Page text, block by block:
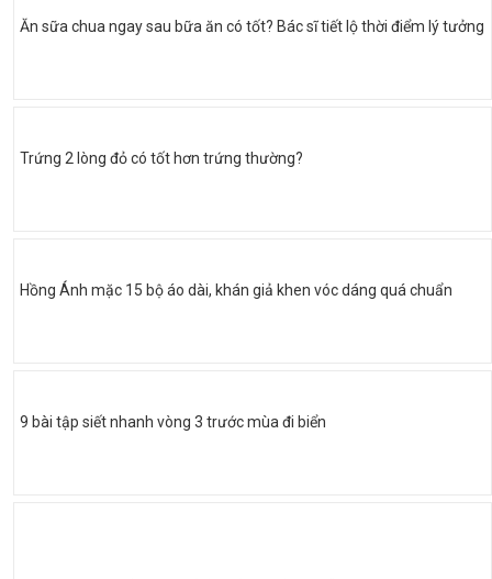
Ăn sữa chua ngay sau bữa ăn có tốt? Bác sĩ tiết lộ thời điểm lý tưởng
Trứng 2 lòng đỏ có tốt hơn trứng thường?
Hồng Ánh mặc 15 bộ áo dài, khán giả khen vóc dáng quá chuẩn
9 bài tập siết nhanh vòng 3 trước mùa đi biển